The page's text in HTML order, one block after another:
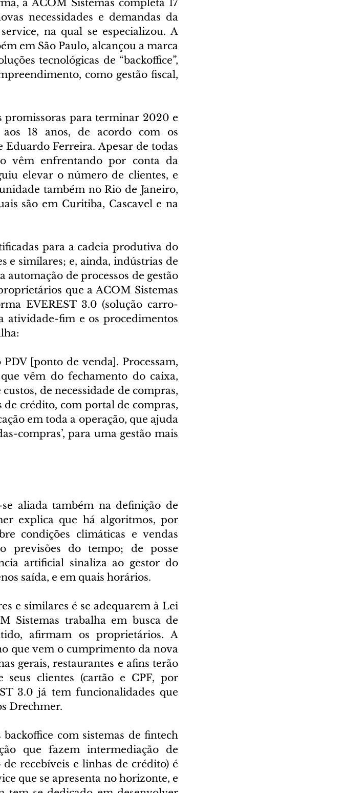
a ACOM Sistemas completa 17
necessidades e demandas da
na qual se especializou. A
em São Paulo, alcançou a marca
tecnológicas de “backoffice”,
como gestão fiscal,
promissoras para terminar 2020 e
18 anos, de acordo com os
Ferreira. Apesar de todas
vêm enfrentando por conta da
elevar o número de clientes, e
também no Rio de Janeiro,
são em Curitiba, Cascavel e na
para a cadeia produtiva do
e similares; e, ainda, indústrias de
de processos de gestão
que a ACOM Sistemas
EVEREST 3.0 (solução carro-
atividade-fim e os procedimentos
[ponto de venda]. Processam,
vêm do fechamento do caixa,
de necessidade de compras,
de crédito, com portal de compras,
em toda a operação, que ajuda
compras’, para uma gestão mais
aliada também na definição de
explica que há algoritmos, por
condições climáticas e vendas
previsões do tempo; de posse
artificial sinaliza ao gestor do
saída, e em quais horários.
e similares é se adequarem à Lei
Sistemas trabalha em busca de
afirmam os proprietários. A
que vem o cumprimento da nova
gerais, restaurantes e afins terão
seus clientes (cartão e CPF, por
3.0 já tem funcionalidades que
Drechmer.
com sistemas de fintech
que fazem intermediação de
recebíveis e linhas de crédito) é
que se apresenta no horizonte, e